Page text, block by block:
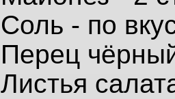
Соль - по
Перец
Листья